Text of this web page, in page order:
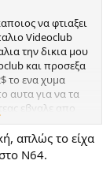
να φτιαξει
Videoclub
την δικια μου
και προσεξα
το ενα χυμα
αυτα για να τα
εβγαλε απο
για τα προς
τα κουτια
αδειασω το
απλώς το είχα
N64.